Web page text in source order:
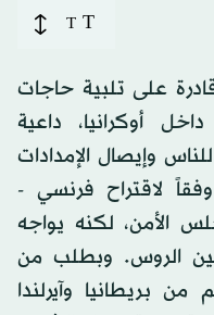
T
T
على تلبية حاجات
أوكرانيا، داعية
وإيصال الإمدادات
وفقاً لاقتراح فرنسي -
الأمن، لكنه يواجه
الروس. وبطلب من
من بريطانيا وآيرلندا